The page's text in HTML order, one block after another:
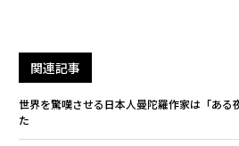
関連記事
世界を驚嘆させる日本人曼陀羅作家は「ある
た